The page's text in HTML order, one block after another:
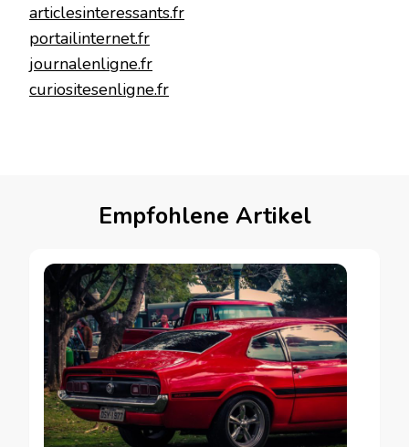
articlesinteressants.fr
portailinternet.fr
journalenligne.fr
curiositesenligne.fr
Empfohlene Artikel